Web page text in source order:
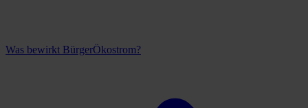
Was bewirkt BürgerÖkostrom?